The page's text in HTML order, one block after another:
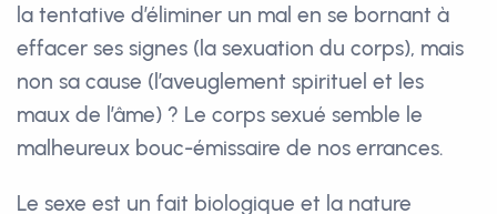
la tentative d’éliminer un mal en se bornant à
effacer ses signes (la sexuation du corps), mais
non sa cause (l’aveuglement spirituel et les
maux de l’âme) ? Le corps sexué semble le
malheureux bouc-émissaire de nos errances.
Le sexe est un fait biologique et la nature